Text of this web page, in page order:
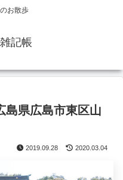
お散歩
記帳
県広島市東区山
2019.09.28 2020.03.04